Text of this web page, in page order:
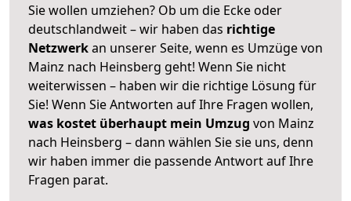
Sie wollen umziehen? Ob um die Ecke oder
deutschlandweit – wir haben das richtige
Netzwerkan unserer Seite, wenn es Umzüge von
Mainz nach Heinsberg geht! Wenn Sie nicht
weiterwissen – haben wir die richtige Lösung für
Sie! Wenn Sie Antworten auf Ihre Fragen wollen,
was kostet überhaupt mein Umzug von Mainz
nach Heinsberg – dann wählen Sie sie uns, denn
wir haben immer die passende Antwort auf Ihre
Fragen parat.